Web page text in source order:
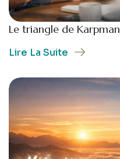
Le triangle de Karpman
Lire La Suite